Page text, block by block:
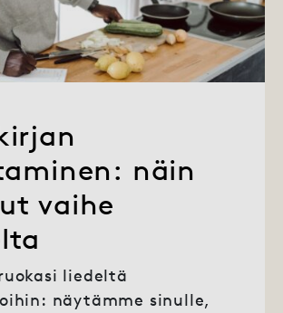
näin
vaihe
liedeltä
näytämme sinulle,